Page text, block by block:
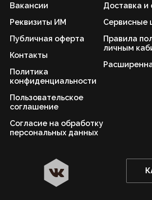
Вакансии
Реквизиты ИМ
Публичная оферта
Контакты
Политика
конфиденциальности
Пользовательское
соглашение
Согласие на обработку
персональных данных
Доставка и
Сервисные
Правила
личным